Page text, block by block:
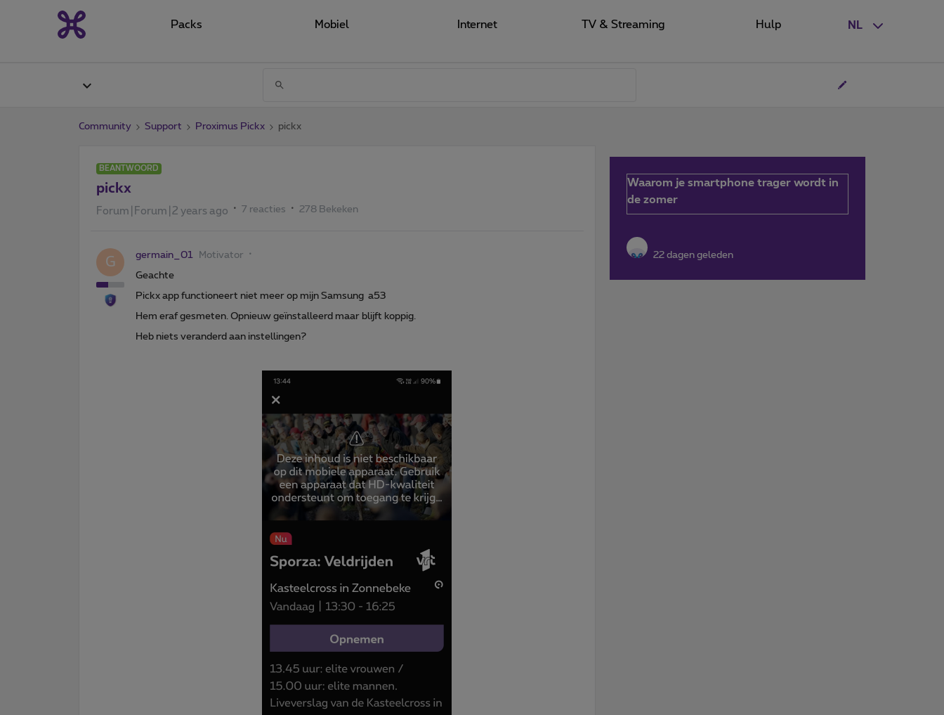
NL
Packs Mobiel Internet TV & Streaming Hulp
Community Support Proximus Pickx pickx
BEANTWOORD
pickx
Forum|Forum|2 years ago 7 reacties 278 Bekeken
G germain_01 Motivator
Geachte
Pickx app functioneert niet meer op mijn Samsung a53
Hem eraf gesmeten. Opnieuw geïnstalleerd maar blijft koppig.
Heb niets veranderd aan instellingen?
Waarom je smartphone trager wordt in
de zomer
22 dagen geleden